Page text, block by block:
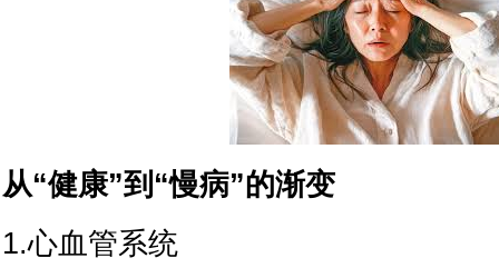
从“健康”到“慢病”的渐变
1.心血管系统